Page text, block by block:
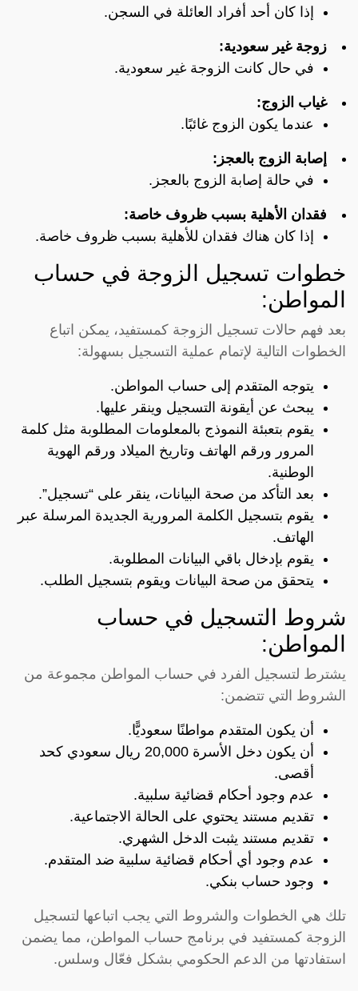
إذا كان أحد أفراد العائلة في السجن.
زوجة غير سعودية:
في حال كانت الزوجة غير سعودية.
غياب الزوج:
عندما يكون الزوج غائبًا.
إصابة الزوج بالعجز:
في حالة إصابة الزوج بالعجز.
فقدان الأهلية بسبب ظروف خاصة:
إذا كان هناك فقدان للأهلية بسبب ظروف خاصة.
خطوات تسجيل الزوجة في حساب
المواطن:
بعد فهم حالات تسجيل الزوجة كمستفيد، يمكن اتباع
الخطوات التالية لإتمام عملية التسجيل بسهولة:
يتوجه المتقدم إلى حساب المواطن.
يبحث عن أيقونة التسجيل وينقر عليها.
يقوم بتعبئة النموذج بالمعلومات المطلوبة مثل كلمة
المرور ورقم الهاتف وتاريخ الميلاد ورقم الهوية
الوطنية.
بعد التأكد من صحة البيانات، ينقر على “تسجيل”.
يقوم بتسجيل الكلمة المرورية الجديدة المرسلة عبر
الهاتف.
يقوم بإدخال باقي البيانات المطلوبة.
يتحقق من صحة البيانات ويقوم بتسجيل الطلب.
شروط التسجيل في حساب
المواطن:
يشترط لتسجيل الفرد في حساب المواطن مجموعة من
الشروط التي تتضمن:
أن يكون المتقدم مواطنًا سعوديًّا.
أن يكون دخل الأسرة 20,000 ريال سعودي كحد
أقصى.
عدم وجود أحكام قضائية سلبية.
تقديم مستند يحتوي على الحالة الاجتماعية.
تقديم مستند يثبت الدخل الشهري.
عدم وجود أي أحكام قضائية سلبية ضد المتقدم.
وجود حساب بنكي.
تلك هي الخطوات والشروط التي يجب اتباعها لتسجيل
الزوجة كمستفيد في برنامج حساب المواطن، مما يضمن
استفادتها من الدعم الحكومي بشكل فعّال وسلس.